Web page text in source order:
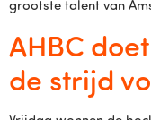
grootste talent van
AHBC
de strijd